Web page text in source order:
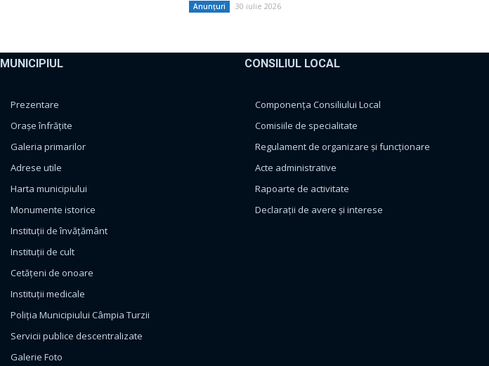
Anunțuri 30 iulie 2026
MUNICIPIUL
Prezentare
Orașe înfrățite
Galeria primarilor
Adrese utile
Harta municipiului
Monumente istorice
Instituții de învățământ
Instituții de cult
Cetățeni de onoare
Instituții medicale
Poliția Municipiului Câmpia Turzii
Servicii publice descentralizate
Galerie Foto
CONSILIUL LOCAL
Componența Consiliului Local
Comisiile de specialitate
Regulament de organizare și funcționare
Acte administrative
Rapoarte de activitate
Declarații de avere și interese